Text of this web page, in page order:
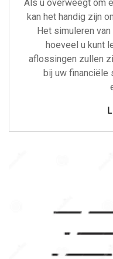
Als u overweegt om
kan het handig zijn
Het simuleren
hoeveel u kunt
aflossingen zullen
bij uw financiële